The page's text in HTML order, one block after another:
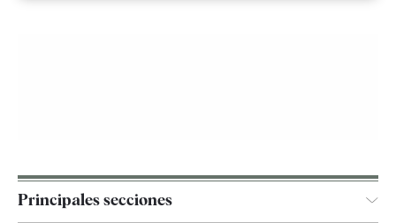
Principales secciones